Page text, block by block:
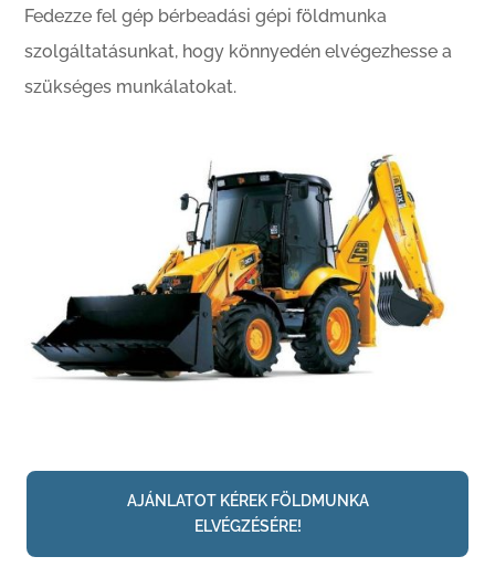
Fedezze fel gép bérbeadási gépi földmunka
szolgáltatásunkat, hogy könnyedén elvégezhesse a
szükséges munkálatokat.
AJÁNLATOT KÉREK FÖLDMUNKA
ELVÉGZÉSÉRE!